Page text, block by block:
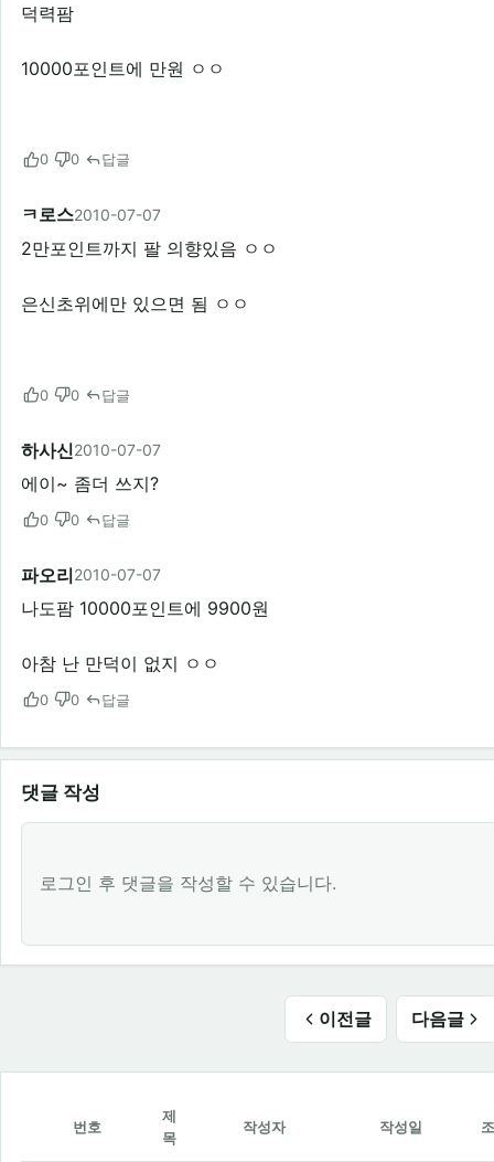
덕력팜
10000포인트에 만원 ㅇㅇ
0 0 답글
ㅋ로스2010-07-07
2만포인트까지 팔 의향있음 ㅇㅇ
은신초위에만 있으면 됨 ㅇㅇ
0 0 답글
하사신2010-07-07
에이~ 좀더 쓰지?
0 0 답글
파오리2010-07-07
나도팜 10000포인트에 9900원
아참 난 만덕이 없지 ㅇㅇ
0 0 답글
댓글 작성
로그인 후 댓글을 작성할 수 있습니다.
이전글 다음글
번호
제
목
작성자 작성일